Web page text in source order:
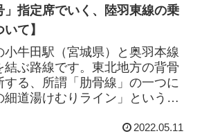
」指定席でいく、陸羽東線の乗
て】
小牛田駅（宮城県）と奥羽本線
ぶ路線です。東北地方の背骨
る、所謂「肋骨線」の一つに
道湯けむりライン」という愛
2022.05.11